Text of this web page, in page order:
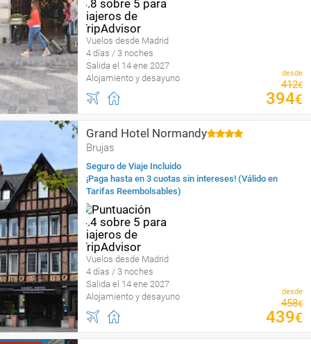
Vuelos desde Madrid
4 días / 3 noches
Salida el 14 ene 2027
Alojamiento y desayuno
desde
412€
394€
Grand Hotel Normandy
Brujas
Seguro de Viaje Incluido
¡Paga hasta en 3 cuotas sin intereses! (Válido en
Tarifas Reembolsables)
Vuelos desde Madrid
4 días / 3 noches
Salida el 14 ene 2027
Alojamiento y desayuno
desde
458€
439€